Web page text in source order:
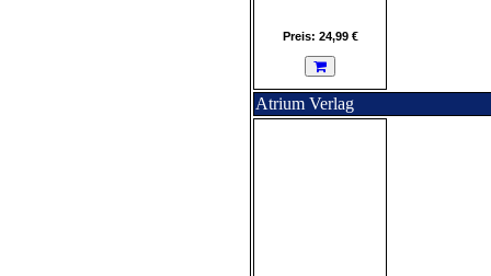
Preis: 24,99 €
Atrium Verlag